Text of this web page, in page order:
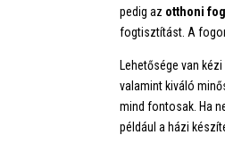
pedig az otthoni
fogtisztítást. A
Lehetősége van
valamint kiváló
mind fontosak. Ha
például a házi